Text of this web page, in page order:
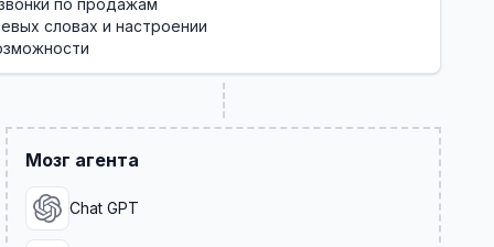
по продажам
словах и настроении
Мозг агента
Chat GPT